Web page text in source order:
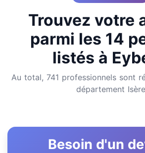
Trouvez votre
parmi les 14
listés à
Au total, 741 professionnels sont
département Isère
Besoin d'un